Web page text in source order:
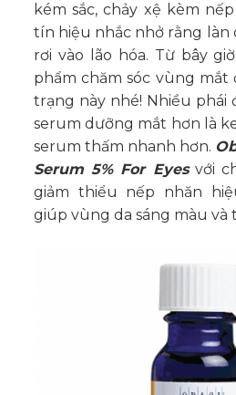
kém sắc, chảy xệ kèm
tín hiệu nhắc nhở rằng làn
rơi vào lão hóa. Từ bây
phẩm chăm sóc vùng
trạng này nhé! Nhiều phái
serum dưỡng mắt hơn là
serum thấm nhanh hơn.
Serum 5% For Eyesvới
giảm thiểu nếp nhăn
giúp vùng da sáng màu và